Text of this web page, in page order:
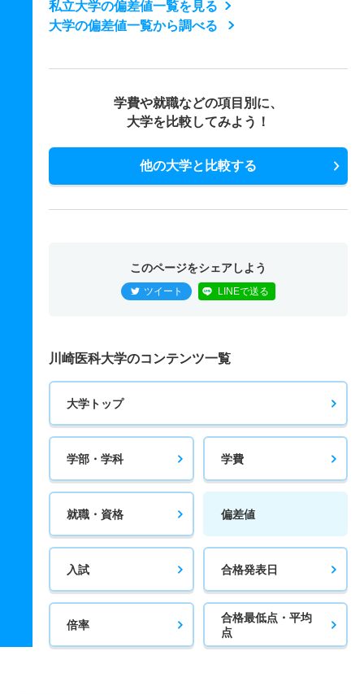
私立大学の偏差値一覧を見る
大学の偏差値一覧から調べる
学費や就職などの項目別に、
大学を比較してみよう！
他の大学と比較する
このページをシェアしよう
ツイート LINEで送る
川崎医科大学のコンテンツ一覧
大学トップ
学部・学科 学費
就職・資格 偏差値
入試 合格発表日
倍率
合格最低点・平均
点